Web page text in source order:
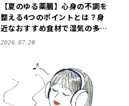
【夏のゆる薬膳】心身の不調を
整える4つのポイントとは？身
近なおすすめ食材で湿気の多い
夏を乗り切る！
2026.07.28